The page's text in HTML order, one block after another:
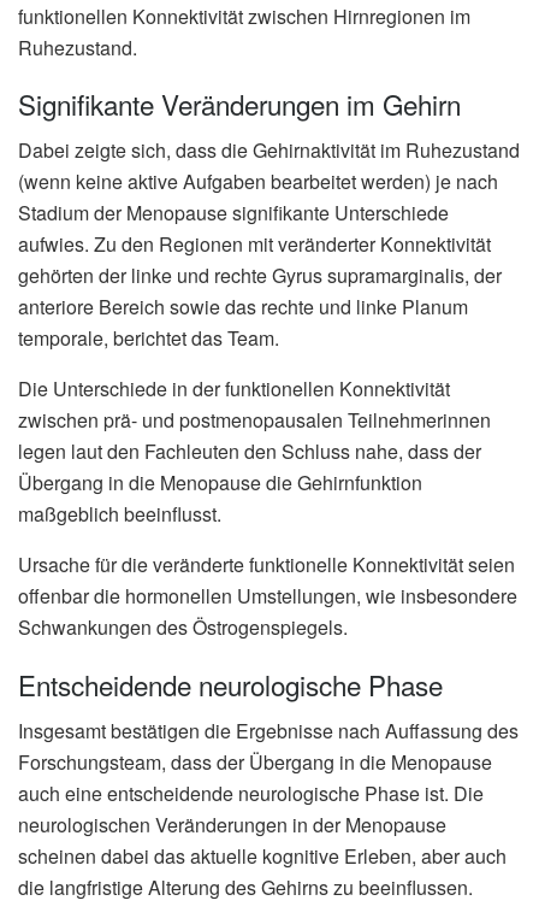
funktionellen Konnektivität zwischen Hirnregionen im
Ruhezustand.
Signifikante Veränderungen im Gehirn
Dabei zeigte sich, dass die Gehirnaktivität im Ruhezustand
(wenn keine aktive Aufgaben bearbeitet werden) je nach
Stadium der Menopause signifikante Unterschiede
aufwies. Zu den Regionen mit veränderter Konnektivität
gehörten der linke und rechte Gyrus supramarginalis, der
anteriore Bereich sowie das rechte und linke Planum
temporale, berichtet das Team.
Die Unterschiede in der funktionellen Konnektivität
zwischen prä- und postmenopausalen Teilnehmerinnen
legen laut den Fachleuten den Schluss nahe, dass der
Übergang in die Menopause die Gehirnfunktion
maßgeblich beeinflusst.
Ursache für die veränderte funktionelle Konnektivität seien
offenbar die hormonellen Umstellungen, wie insbesondere
Schwankungen des Östrogenspiegels.
Entscheidende neurologische Phase
Insgesamt bestätigen die Ergebnisse nach Auffassung des
Forschungsteam, dass der Übergang in die Menopause
auch eine entscheidende neurologische Phase ist. Die
neurologischen Veränderungen in der Menopause
scheinen dabei das aktuelle kognitive Erleben, aber auch
die langfristige Alterung des Gehirns zu beeinflussen.